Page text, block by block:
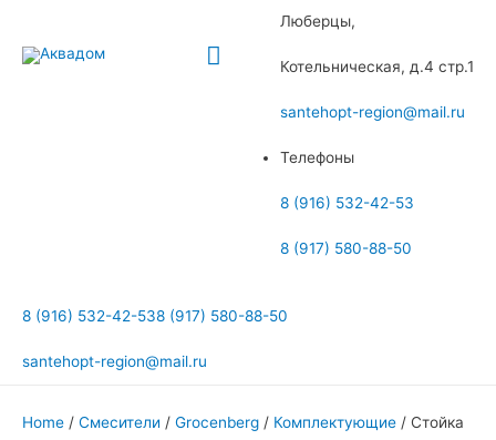
Главное
Люберцы,
Котельническая, д.4 стр.1
santehopt-region@mail.ru
Телефоны
8 (916) 532-42-53
8 (917) 580-88-50
8 (916) 532-42-538 (917) 580-88-50
santehopt-region@mail.ru
Home / Смесители / Grocenberg / Комплектующие / Стойка